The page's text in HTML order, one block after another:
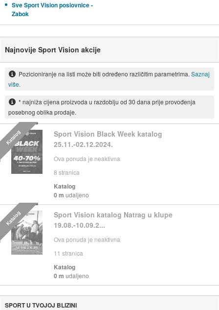
Sve Sport Vision poslovnice -
Zabok
Najnovije Sport Vision akcije
Pozicioniranje na listi može biti određeno različitim parametrima. Saznaj
više.
* najniža cijena proizvoda u razdoblju od 30 dana prije provođenja
posebnog oblika prodaje.
Sport Vision Black Week katalog
25.11.-02.12.2024.
Ova ponuda je neaktivna
8 stranica
Katalog
0 m udaljeno
Katalog
Sport Vision katalog Natrag u klupe
19.08.-10.09.2...
Ova ponuda je neaktivna
11 stranica
Katalog
0 m udaljeno
Katalog
SPORT U TVOJOJ BLIZINI